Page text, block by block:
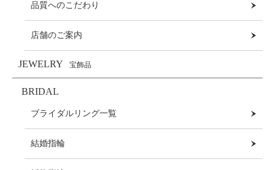
品質へのこだわり
店舗のご案内
JEWELRY 宝飾品
BRIDAL
ブライダルリング一覧
結婚指輪